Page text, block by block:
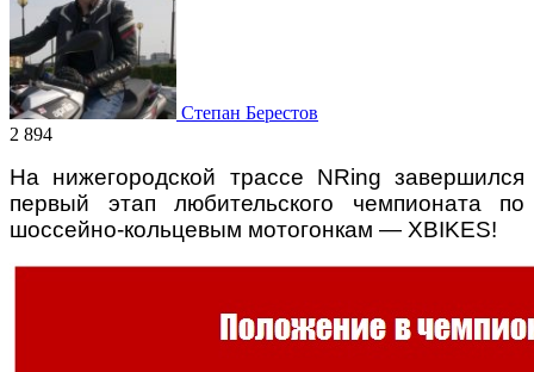
Степан Берестов
2 894
На нижегородской трассе NRing завершился
первый этап любительского чемпионата по
шоссейно-кольцевым мотогонкам — XBIKES!